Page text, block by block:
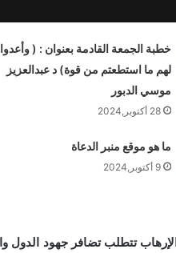
خطبة الجمعة القادمة بعنوان : ( وأعدوا
لهم ما استطعتم من قوة) د عبدالعزيز
موسي الدبور
28 أكتوبر,2024
ما هو موقع منبر الدعاة
9 أكتوبر,2024
تتطلب تضافر جهود الدول